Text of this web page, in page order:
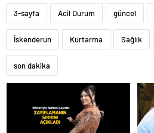
3-sayfa Acil Durum güncel
İskenderun Kurtarma Sağlık
son dakika